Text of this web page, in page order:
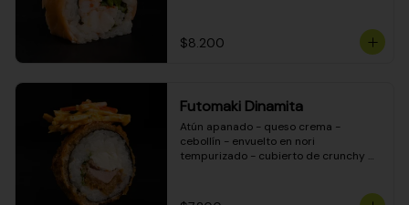
$8.200
Futomaki Dinamita
Atún apanado - queso crema -
cebollín - envuelto en nori
tempurizado - cubierto de crunchy